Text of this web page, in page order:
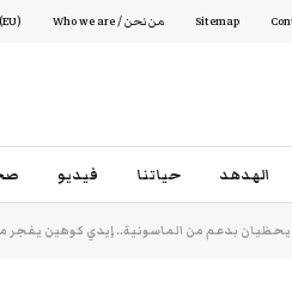
Sitemap من نحن / Who we are
الهدهد حياتنا فيديو
يحظيان بدعم من الماسونية.. إيدي كوهين